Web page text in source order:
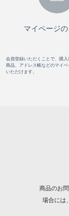
マイページ
会員登録いただくことで、購入
商品、アドレス帳などのマイ
いただけます。
商品のお
場合には